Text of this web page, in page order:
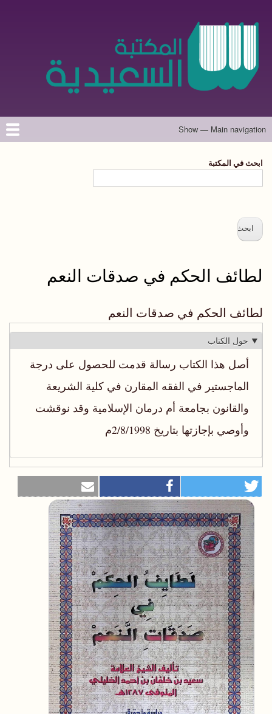
الرئيسي
Main
Show — Main navigation
الرئيسية
المؤلفون
تواصل معنا
حول الموقع
ابحث في المكتبة
لطائف الحكم في صدقات النعم
لطائف الحكم في صدقات النعم
حول الكتاب
‫أصل هذا الكتاب رسالة قدمت للحصول على درجة
الماجستير‬ ‫في الفقه المقارن في كلية الشريعة
والقانون بجامعة أم درمان الإسلامية‬ ‫وقد نوقشت
وأوصي بإجازتها بتاريخ ‏2/8/1998م